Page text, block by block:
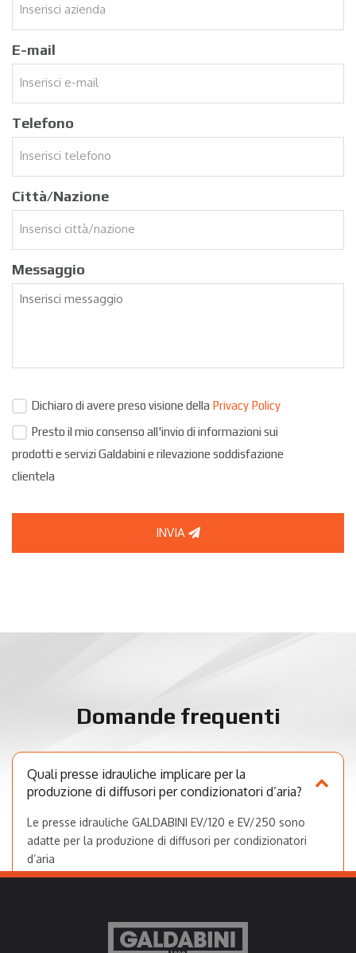
E-mail
Telefono
Città/Nazione
Messaggio
Dichiaro di avere preso visione della Privacy Policy
Presto il mio consenso all'invio di informazioni sui
prodotti e servizi Galdabini e rilevazione soddisfazione
clientela
INVIA
Domande frequenti
Quali presse idrauliche implicare per la
produzione di diffusori per condizionatori d’aria?
Le presse idrauliche GALDABINI EV/120 e EV/250 sono
adatte per la produzione di diffusori per condizionatori
d’aria
idrauliche usate in multistazione per la